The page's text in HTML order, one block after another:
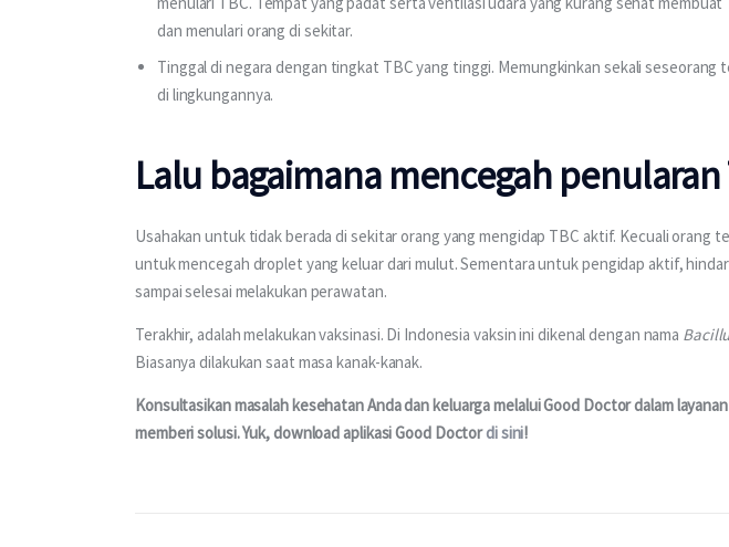
dan menulari orang di sekitar.
Tinggal di negara dengan tingkat TBC yang tinggi. Memungkinkan sekali seseorang
di lingkungannya.
Lalu bagaimana mencegah penularan
Usahakan untuk tidak berada di sekitar orang yang mengidap TBC aktif. Kecuali orang
untuk mencegah droplet yang keluar dari mulut. Sementara untuk pengidap aktif,
sampai selesai melakukan perawatan.
Terakhir, adalah melakukan vaksinasi. Di Indonesia vaksin ini dikenal dengan nama
Biasanya dilakukan saat masa kanak-kanak.
Konsultasikan masalah kesehatan Anda dan keluarga melalui Good Doctor dalam
memberi solusi. Yuk, download aplikasi Good Doctor di sini!